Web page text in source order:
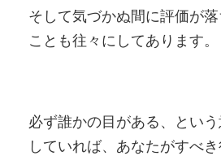
そして気づかぬ間に評価が
ことも往々にしてあります。
必ず誰かの目がある、とい
していれば、あなたがすべ